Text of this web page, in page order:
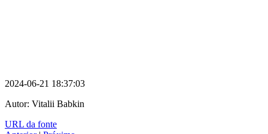
2024-06-21 18:37:03
Autor: Vitalii Babkin
URL da fonte